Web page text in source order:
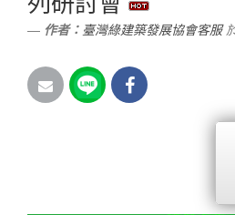
作者： 臺灣綠建築發展協會客服